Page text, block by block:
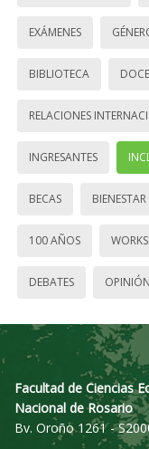
EXÁMENES
BIBLIOTECA
RELACIONES
INGRESANTES
BECAS
100 AÑOS
DEBATES OPINIÓN
Facultad de Ciencias
Nacional de Rosario
Bv. Oroño 1261 -